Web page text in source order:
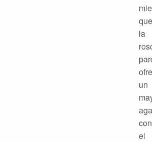
que
la
un
con
el